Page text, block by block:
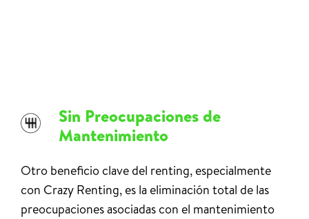
Sin Preocupaciones de
Mantenimiento
Otro beneficio clave del renting, especialmente
con Crazy Renting, es la eliminación total de las
preocupaciones asociadas con el mantenimiento